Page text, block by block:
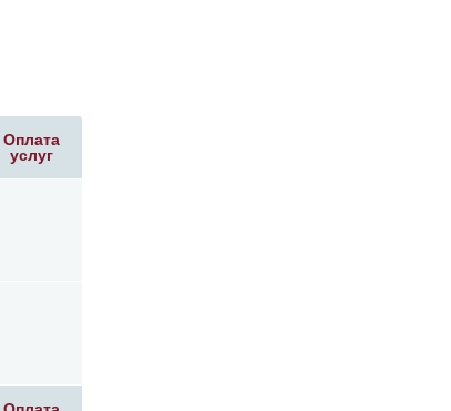
Оплата
услуг